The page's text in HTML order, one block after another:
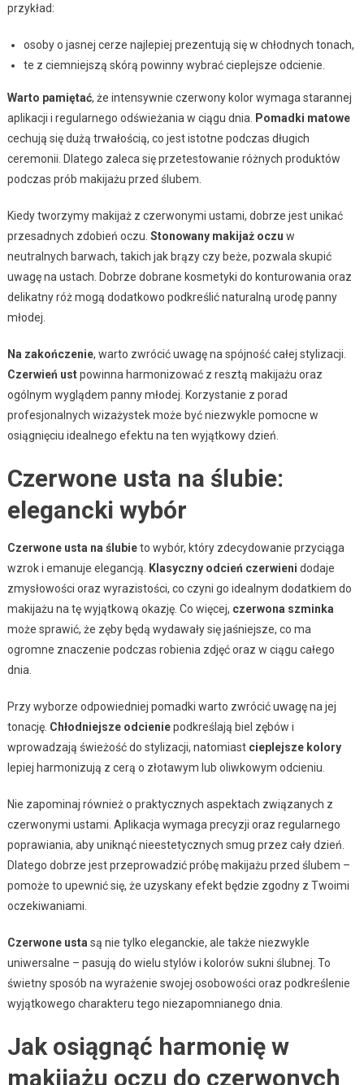
przykład:
osoby o jasnej cerze najlepiej prezentują się w chłodnych tonach,
te z ciemniejszą skórą powinny wybrać cieplejsze odcienie.
Warto pamiętać, że intensywnie czerwony kolor wymaga starannej
aplikacji i regularnego odświeżania w ciągu dnia.
Pomadki matowe
cechują się dużą trwałością, co jest istotne podczas długich
ceremonii. Dlatego zaleca się przetestowanie różnych produktów
podczas prób makijażu przed ślubem.
Kiedy tworzymy makijaż z czerwonymi ustami, dobrze jest unikać
przesadnych zdobień oczu. Stonowany makijaż oczu w
neutralnych barwach, takich jak brązy czy beże, pozwala skupić
uwagę na ustach. Dobrze dobrane kosmetyki do konturowania oraz
delikatny róż mogą dodatkowo podkreślić naturalną urodę panny
młodej.
Na zakończenie, warto zwrócić uwagę na spójność całej stylizacji.
Czerwień ustpowinna harmonizować z resztą makijażu oraz
ogólnym wyglądem panny młodej. Korzystanie z porad
profesjonalnych wizażystek może być niezwykle pomocne w
osiągnięciu idealnego efektu na ten wyjątkowy dzień.
Czerwone usta na ślubie:
elegancki wybór
Czerwone usta na ślubieto wybór, który zdecydowanie przyciąga
wzrok i emanuje elegancją.
Klasyczny odcień czerwieni dodaje
zmysłowości oraz wyrazistości, co czyni go idealnym dodatkiem do
makijażu na tę wyjątkową okazję. Co więcej, czerwona szminka
może sprawić, że zęby będą wydawały się jaśniejsze, co ma
ogromne znaczenie podczas robienia zdjęć oraz w ciągu całego
dnia.
Przy wyborze odpowiedniej pomadki warto zwrócić uwagę na jej
tonację. Chłodniejsze odcieniepodkreślają biel zębów i
wprowadzają świeżość do stylizacji, natomiast cieplejsze kolory
lepiej harmonizują z cerą o złotawym lub oliwkowym odcieniu.
Nie zapominaj również o praktycznych aspektach związanych z
czerwonymi ustami. Aplikacja wymaga precyzji oraz regularnego
poprawiania, aby uniknąć nieestetycznych smug przez cały dzień.
Dlatego dobrze jest przeprowadzić próbę makijażu przed ślubem –
pomoże to upewnić się, że uzyskany efekt będzie zgodny z Twoimi
oczekiwaniami.
Czerwone usta są nie tylko eleganckie, ale także niezwykle
uniwersalne – pasują do wielu stylów i kolorów sukni ślubnej. To
świetny sposób na wyrażenie swojej osobowości oraz podkreślenie
wyjątkowego charakteru tego niezapomnianego dnia.
Jak osiągnąć harmonię w
makijażu oczu do czerwonych